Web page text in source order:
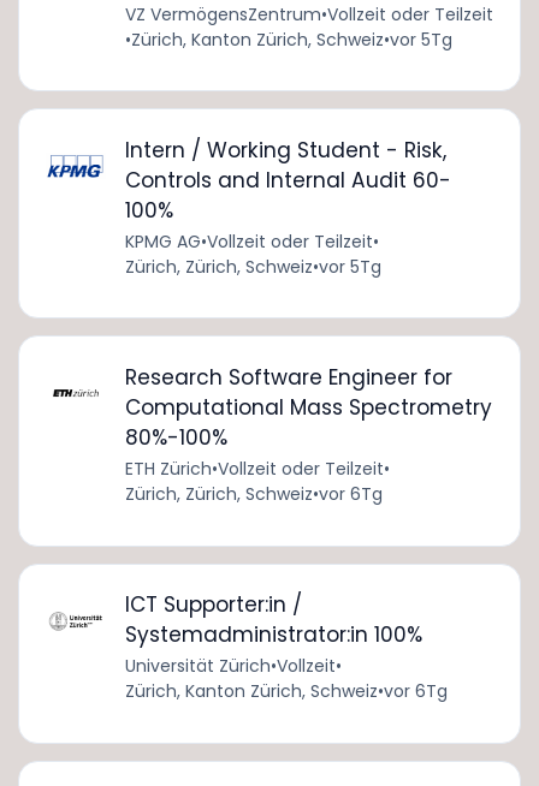
VZ VermögensZentrum•Vollzeit oder Teilzeit
•Zürich, Kanton Zürich, Schweiz•vor 5Tg
Intern / Working Student - Risk,
Controls and Internal Audit 60-
100%
KPMG AG•Vollzeit oder Teilzeit•
Zürich, Zürich, Schweiz•vor 5Tg
Research Software Engineer for
Computational Mass Spectrometry
80%-100%
ETH Zürich•Vollzeit oder Teilzeit•
Zürich, Zürich, Schweiz•vor 6Tg
ICT Supporter:in /
Systemadministrator:in 100%
Universität Zürich•Vollzeit•
Zürich, Kanton Zürich, Schweiz•vor 6Tg